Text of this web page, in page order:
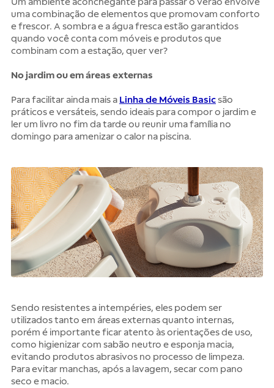
uma combinação de elementos que promovam conforto
e frescor. A sombra e a água fresca estão garantidos
quando você conta com móveis e produtos que
combinam com a estação, quer ver?
No jardim ou em áreas externas
Para facilitar ainda mais a Linha de Móveis Basicsão
práticos e versáteis, sendo ideais para compor o jardim e
ler um livro no fim da tarde ou reunir uma família no
domingo para amenizar o calor na piscina.
Sendo resistentes a intempéries, eles podem ser
utilizados ​​tanto em áreas externas quanto internas,
porém é importante ficar atento às orientações de uso,
como higienizar com sabão neutro e esponja macia,
evitando produtos abrasivos no processo de limpeza.
Para evitar manchas, após a lavagem, secar com pano
seco e macio.